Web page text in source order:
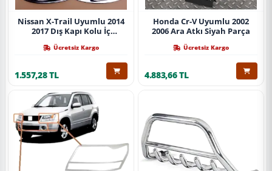
Nissan X-Trail Uyumlu 2014
2017 Dış Kapı Kolu İç
Ücretsiz Kargo
1.557,28 TL
Honda Cr-V Uyumlu 2002
2006 Ara Atkı Siyah Parça
Ücretsiz Kargo
4.883,66 TL